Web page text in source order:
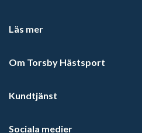
Läs mer
Om Torsby Hästsport
Kundtjänst
Sociala medier